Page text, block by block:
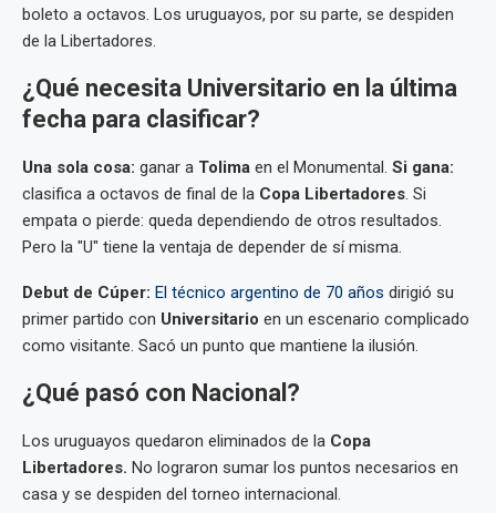
boleto a octavos. Los uruguayos, por su parte, se despiden
de la Libertadores.
¿Qué necesita Universitario en la última
fecha para clasificar?
Una sola cosa: ganar a Tolima en el Monumental. Si gana:
clasifica a octavos de final de la Copa Libertadores. Si
empata o pierde: queda dependiendo de otros resultados.
Pero la "U" tiene la ventaja de depender de sí misma.
Debut de Cúper: El técnico argentino de 70 años dirigió su
primer partido con Universitario en un escenario complicado
como visitante. Sacó un punto que mantiene la ilusión.
¿Qué pasó con Nacional?
Los uruguayos quedaron eliminados de la Copa
Libertadores. No lograron sumar los puntos necesarios en
casa y se despiden del torneo internacional.